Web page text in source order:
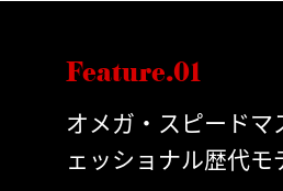
Feature.01
オメガ・スピードマ
ェッショナル歴代モ